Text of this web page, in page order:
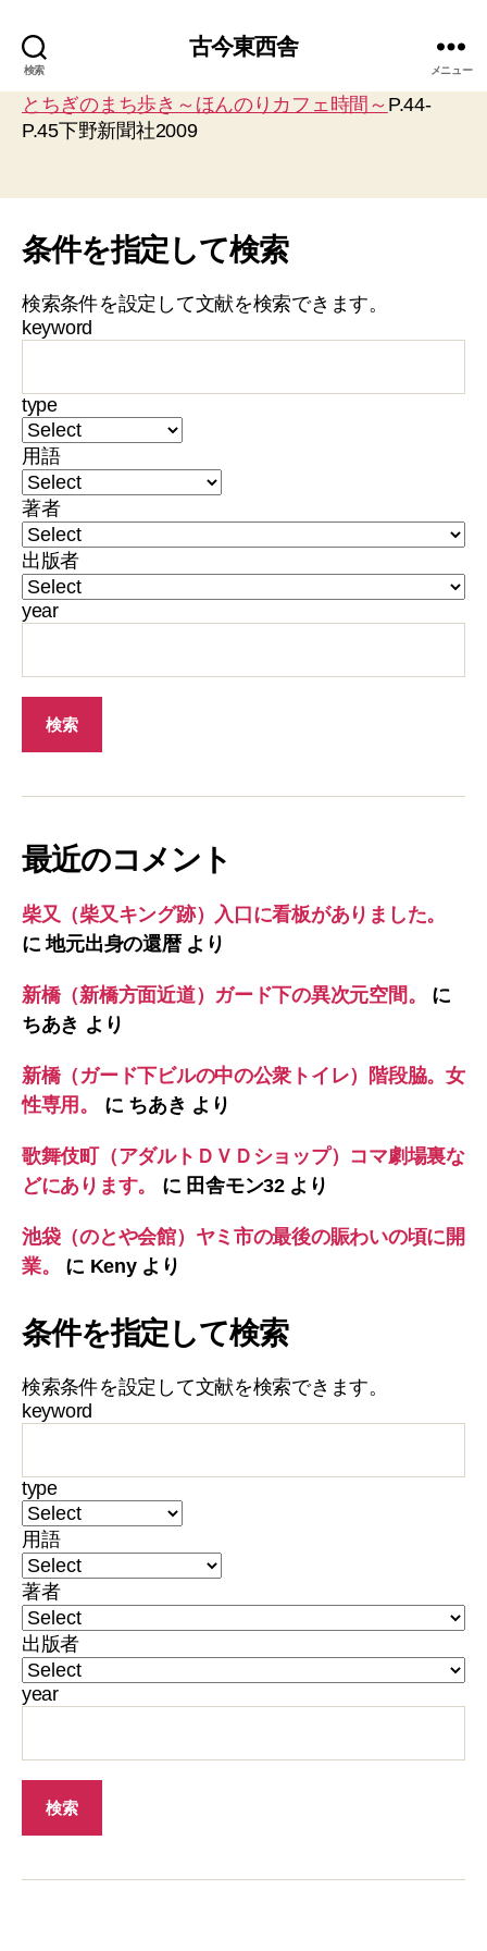
検索
古今東西舎
メニュー
とちぎのまち歩き～ほんのりカフェ時間～ P.44-
P.45下野新聞社2009
条件を指定して検索
検索条件を設定して文献を検索できます。
keyword
type
用語
著者
出版者
year
最近のコメント
柴又（柴又キング跡）入口に看板がありました。
に地元出身の還暦より
新橋（新橋方面近道）ガード下の異次元空間。
に
ちあき より
新橋（ガード下ビルの中の公衆トイレ）階段脇。女
性専用。
に ちあき より
歌舞伎町（アダルトＤＶＤショップ）コマ劇場裏な
どにあります。
に 田舎モン32より
池袋（のとや会館）ヤミ市の最後の賑わいの頃に開
業。
に Kenyより
条件を指定して検索
検索条件を設定して文献を検索できます。
keyword
type
用語
著者
出版者
year